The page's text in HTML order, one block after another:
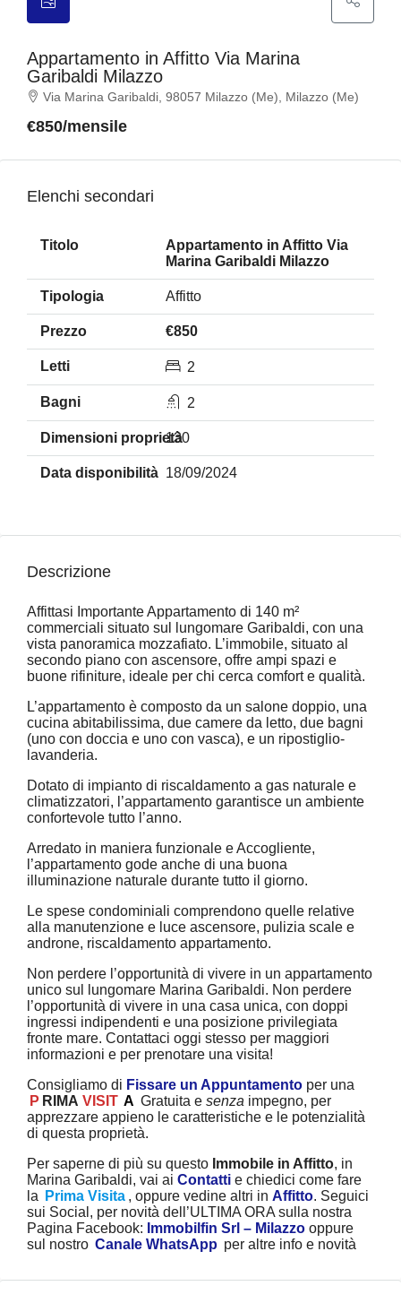
Appartamento in Affitto Via Marina
Garibaldi Milazzo
Via Marina Garibaldi, 98057 Milazzo (Me), Milazzo (Me)
€850/mensile
Elenchi secondari
Appartamento in Affitto Via
Marina Garibaldi Milazzo
Affitto
€850
2
2
130
18/09/2024
Descrizione
Affittasi Importante Appartamento di 140 m²
commerciali situato sul lungomare Garibaldi, con una
vista panoramica mozzafiato. L’immobile, situato al
secondo piano con ascensore, offre ampi spazi e
buone rifiniture, ideale per chi cerca comfort e qualità.
L’appartamento è composto da un salone doppio, una
cucina abitabilissima, due camere da letto, due bagni
(uno con doccia e uno con vasca), e un ripostiglio-
lavanderia.
Dotato di impianto di riscaldamento a gas naturale e
climatizzatori, l’appartamento garantisce un ambiente
confortevole tutto l’anno.
Arredato in maniera funzionale e Accogliente,
l’appartamento gode anche di una buona
illuminazione naturale durante tutto il giorno.
Le spese condominiali comprendono quelle relative
alla manutenzione e luce ascensore, pulizia scale e
androne, riscaldamento appartamento.
Non perdere l’opportunità di vivere in un appartamento
unico sul lungomare Marina Garibaldi. Non perdere
l’opportunità di vivere in una casa unica, con doppi
ingressi indipendenti e una posizione privilegiata
fronte mare. Contattaci oggi stesso per maggiori
informazioni e per prenotare una visita!
Consigliamo di Fissare un Appuntamento per una
P RIMA VISIT A Gratuita esenza impegno, per
apprezzare appieno le caratteristiche e le potenzialità
di questa proprietà.
Per saperne di più su questo Immobile in Affitto, in
Marina Garibaldi, vai ai Contatti e chiedici come fare
la
Prima Visita , oppure vedine altri in Affitto. Seguici
sui Social, per novità dell’ULTIMA ORA sulla nostra
Pagina Facebook: Immobilfin Srl – Milazzo oppure
sul nostro Canale WhatsApp per altre info e novità